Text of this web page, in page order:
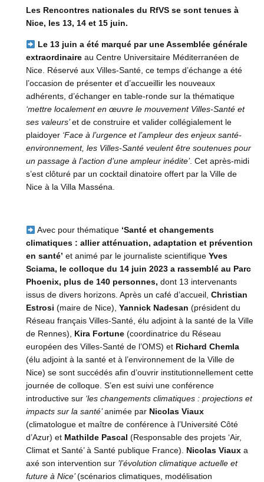
Les Rencontres nationales du RfVS se sont tenues à
Nice, les 13, 14 et 15 juin.
Le 13 juin a été marqué par une Assemblée générale
extraordinaireau Centre Universitaire Méditerranéen de
Nice. Réservé aux Villes-Santé, ce temps d’échange a été
l’occasion de présenter et d’accueillir les nouveaux
adhérents, d’échanger en table-ronde sur la thématique
‘mettre localement en œuvre le mouvement Villes-Santé et
ses valeurs’et de construire et valider collégialement le
plaidoyer‘Face à l’urgence et l’ampleur des enjeux santé-
environnement, les Villes-Santé veulent être soutenues pour
un passage à l’action d’une ampleur inédite’. Cet après-midi
s’est clôturé par un cocktail dinatoire offert par la Ville de
Nice à la Villa Masséna.
Avec pour thématique ‘Santé et changements
climatiques : allier atténuation, adaptation et prévention
en santé’ et animé par le journaliste scientifique Yves
Sciama, le colloque du 14 juin 2023 a rassemblé au Parc
Phoenix, plus de 140 personnes, dont 13 intervenants
issus de divers horizons. Après un café d’accueil, Christian
Estrosi (maire de Nice), Yannick Nadesan (président du
Réseau français Villes-Santé, élu adjoint à la santé de la Ville
de Rennes), Kira Fortune(coordinatrice du Réseau
européen des Villes-Santé de l’OMS) et Richard Chemla
(élu adjoint à la santé et à l’environnement de la Ville de
Nice) se sont succédés afin d’ouvrir institutionnellement cette
journée de colloque. S’en est suivi une conférence
introductive sur ‘les changements climatiques : projections et
impacts sur la santé’animée par Nicolas Viaux
(climatologue et maître de conférence à l’Université Côté
d’Azur) et Mathilde Pascal (Responsable des projets ‘Air,
Climat et Santé’ à Santé publique France). Nicolas Viauxa
axé son intervention sur ’l’évolution climatique actuelle et
future à Nice’(scénarios climatiques, modélisation